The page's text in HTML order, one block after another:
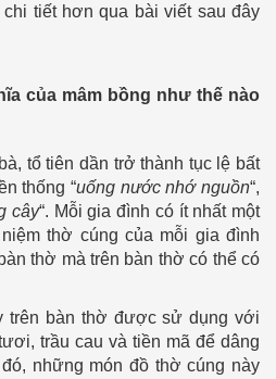
tiết hơn qua bài viết sau đây
của mâm bồng như thế nào
tổ tiên dần trở thành tục lệ bất
thống “uống nước nhớ nguồn“,
cây“. Mỗi gia đình có ít nhất một
thờ cúng của mỗi gia đình
thờ mà trên bàn thờ có thể có
trên bàn thờ được sử dụng với
trầu cau và tiền mã để dâng
những món đồ thờ cúng này